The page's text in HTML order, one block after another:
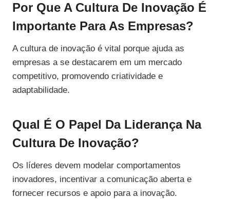
Por Que A Cultura De Inovação É
Importante Para As Empresas?
A cultura de inovação é vital porque ajuda as
empresas a se destacarem em um mercado
competitivo, promovendo criatividade e
adaptabilidade.
Qual É O Papel Da Liderança Na
Cultura De Inovação?
Os líderes devem modelar comportamentos
inovadores, incentivar a comunicação aberta e
fornecer recursos e apoio para a inovação.